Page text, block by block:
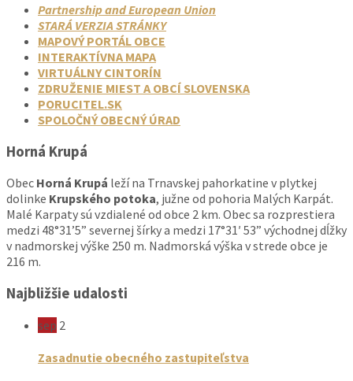
Partnership and European Union
STARÁ VERZIA STRÁNKY
MAPOVÝ PORTÁL OBCE
INTERAKTÍVNA MAPA
VIRTUÁLNY CINTORÍN
ZDRUŽENIE MIEST A OBCÍ SLOVENSKA
PORUCITEL.SK
SPOLOČNÝ OBECNÝ ÚRAD
Horná Krupá
Obec Horná Krupá leží na Trnavskej pahorkatine v plytkej
dolinke Krupského potoka, južne od pohoria Malých Karpát.
Malé Karpaty sú vzdialené od obce 2 km. Obec sa rozprestiera
medzi 48°31’5” severnej šírky a medzi 17°31′ 53” východnej dĺžky
v nadmorskej výške 250 m. Nadmorská výška v strede obce je
216 m.
Najbližšie udalosti
sep 2
Zasadnutie obecného zastupiteľstva